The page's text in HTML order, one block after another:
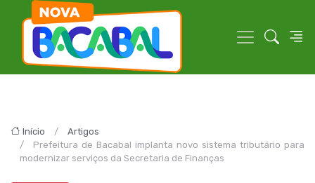
Início
Artigos
Prefeitura de Bacabal implanta novo sistema tributário para
modernizar serviços da Secretaria de Finanças